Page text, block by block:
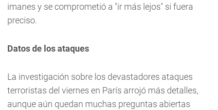
imanes y se comprometió a "ir más lejos" si fuera
preciso.
Datos de los ataques
La investigación sobre los devastadores ataques
terroristas del viernes en París arrojó más detalles,
aunque aún quedan muchas preguntas abiertas